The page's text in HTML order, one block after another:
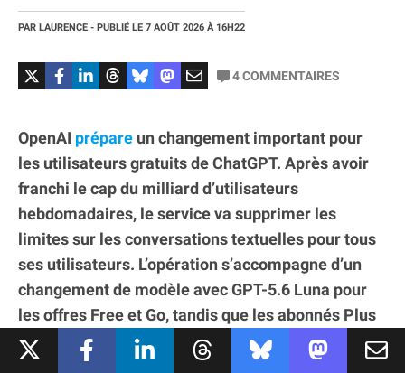
PAR LAURENCE - PUBLIÉ LE 7 AOÛT 2026 À 16H22
4COMMENTAIRES
OpenAI prépare un changement important pour
les utilisateurs gratuits de ChatGPT. Après avoir
franchi le cap du milliard d’utilisateurs
hebdomadaires, le service va supprimer les
limites sur les conversations textuelles pour tous
ses utilisateurs. L’opération s’accompagne d’un
changement de modèle avec GPT-5.6 Luna pour
les offres Free et Go, tandis que les abonnés Plus
et Pro bénéficient d’une version améliorée de
GPT-5.6 Sol et d’un contrôle plus fin du niveau de